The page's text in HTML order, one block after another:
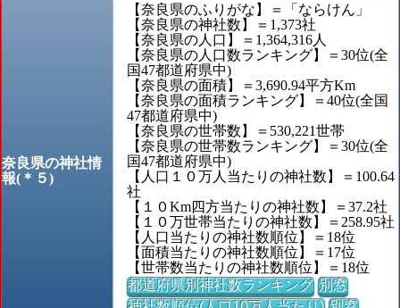
奈良県の神社情
報(＊５)
【奈良県のふりがな】＝「ならけん」
【奈良県の神社数】＝1,373社
【奈良県の人口】＝1,364,316人
【奈良県の人口数ランキング】＝30位(全
国47都道府県中)
【奈良県の面積】＝3,690.94平方Km
【奈良県の面積ランキング】＝40位(全国
47都道府県中)
【奈良県の世帯数】＝530,221世帯
【奈良県の世帯数ランキング】＝30位(全
国47都道府県中)
【人口１０万人当たりの神社数】＝100.64
社
【１０Km四方当たりの神社数】＝37.2社
【１０万世帯当たりの神社数】＝258.95社
【人口当たりの神社数順位】＝18位
【面積当たりの神社数順位】＝17位
【世帯数当たりの神社数順位】＝18位
都道府県別神社数ランキング 別窓